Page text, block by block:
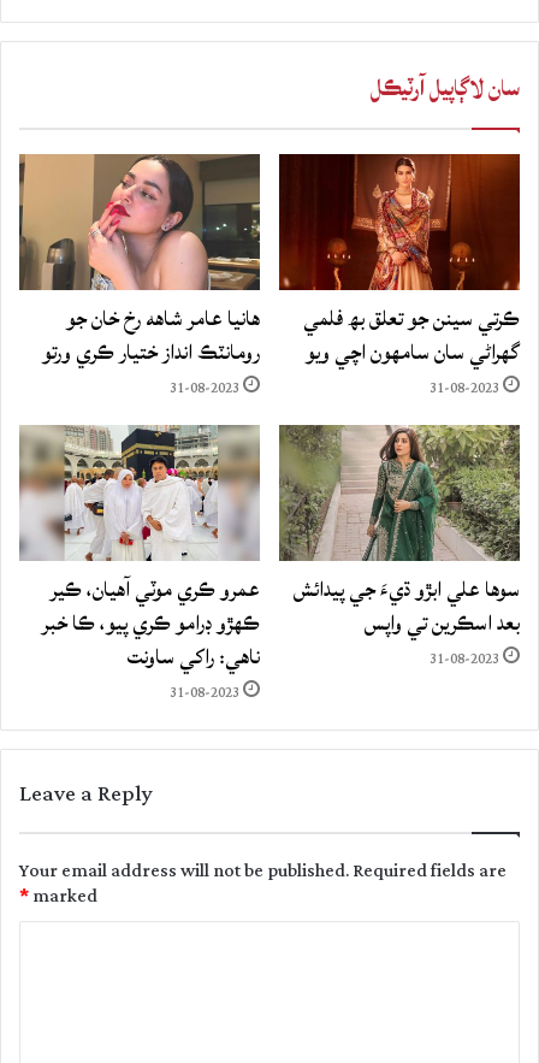
سان لاڳاپيل آرٽيڪل
ڪرتي سينن جو تعلق بھ فلمي
گهراڻي سان سامهون اچي ويو
31-08-2023
هانيا عامر شاهه رخ خان جو
رومانٽڪ انداز ختيار ڪري ورتو
31-08-2023
سوها علي ابڙو ڌيءَ جي پيدائش
بعد اسڪرين تي واپس
31-08-2023
عمرو ڪري موٽي آهيان، ڪير
ڪهڙو ڊرامو ڪري پيو، ڪا خبر
ناهي: راکي ساونت
31-08-2023
Leave a Reply
Your email address will not be published.Required fields are
marked
*